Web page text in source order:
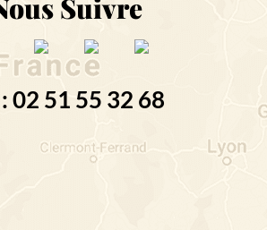
Suivre
02 51 55 32 68